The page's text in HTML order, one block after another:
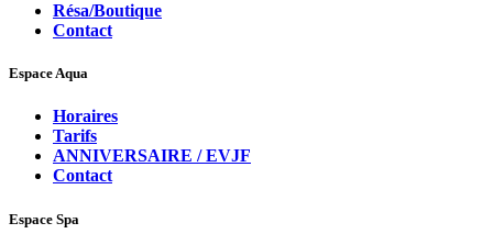
Résa/Boutique
Contact
Espace Aqua
Horaires
Tarifs
ANNIVERSAIRE / EVJF
Contact
Espace Spa